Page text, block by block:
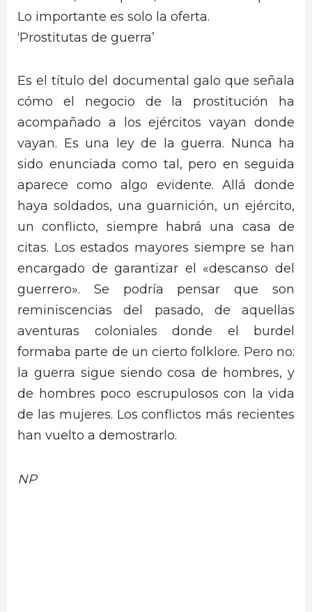
Lo importante es solo la oferta.
‘Prostitutas de guerra’
Es el título del documental galo que señala
cómo el negocio de la prostitución ha
acompañado a los ejércitos vayan donde
vayan. Es una ley de la guerra. Nunca ha
sido enunciada como tal, pero en seguida
aparece como algo evidente. Allá donde
haya soldados, una guarnición, un ejército,
un conflicto, siempre habrá una casa de
citas. Los estados mayores siempre se han
encargado de garantizar el «descanso del
guerrero». Se podría pensar que son
reminiscencias del pasado, de aquellas
aventuras coloniales donde el burdel
formaba parte de un cierto folklore. Pero no:
la guerra sigue siendo cosa de hombres, y
de hombres poco escrupulosos con la vida
de las mujeres. Los conflictos más recientes
han vuelto a demostrarlo.
NP